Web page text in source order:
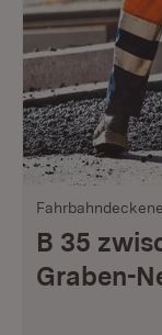
B 35
Graben-